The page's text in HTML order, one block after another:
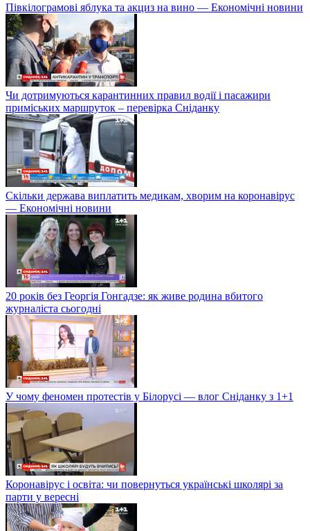
Півкілограмові яблука та акциз на вино — Економічні новини
Чи дотримуються карантинних правил водії і пасажири
приміських маршруток – перевірка Сніданку
Скільки держава виплатить медикам, хворим на коронавірус
— Економічні новини
20 років без Георгія Гонгадзе: як живе родина вбитого
журналіста сьогодні
У чому феномен протестів у Білорусі — влог Сніданку з 1+1
Коронавірус і освіта: чи повернуться українські школярі за
парти у вересні